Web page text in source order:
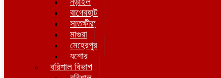
বাগেরহাট
সাতক্ষীরা
মাগুরা
মেহেরপুর
যশোর
বরিশাল বিভাগ